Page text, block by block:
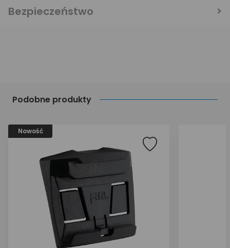
Podobne produkty
Nowość
Bezpieczeństwo